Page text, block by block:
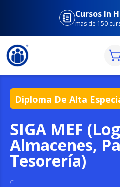
Cursos In
mas de 150
Diploma De Alta
SIGA MEF
Almacenes,
Tesorería)